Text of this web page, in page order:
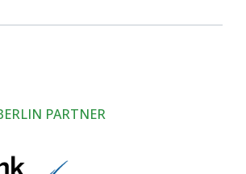
PARTNER